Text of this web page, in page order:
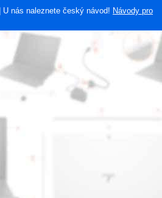
| U nás naleznete český návod! Návody pro